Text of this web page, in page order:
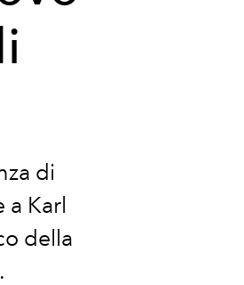
di
a Karl
della